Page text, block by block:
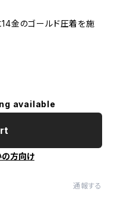
金のゴールド圧着を施
available
方向け
通報する